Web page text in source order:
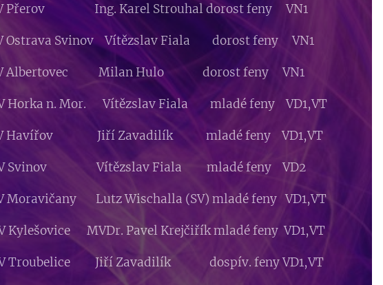
Přerov Ing. Karel Strouhal dorost feny VN1
Ostrava Svinov Vítězslav Fiala dorost feny VN1
Albertovec Milan Hulo dorost feny VN1
Horka n. Mor. Vítězslav Fiala mladé feny VD1,VT
Havířov Jiří Zavadilík mladé feny VD1,VT
Svinov Vítězslav Fiala mladé feny VD2
Moravičany Lutz Wischalla (SV) mladé feny VD1,VT
Kylešovice MVDr. Pavel Krejčiřík mladé feny VD1,VT
Troubelice Jiří Zavadilík dospív. feny VD1,VT